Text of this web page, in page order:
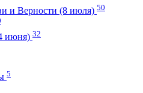
и Верности (8 июля) 50
июня) 32
5